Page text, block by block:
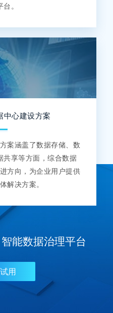
。
中心建设方案
案涵盖了数据存储、数
共享等方面，综合数据
方向，为企业用户提供
解决方案。
能数据治理平台
用